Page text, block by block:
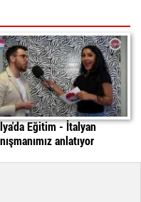
egitim
Eğitim - İtalyan
anlatıyor